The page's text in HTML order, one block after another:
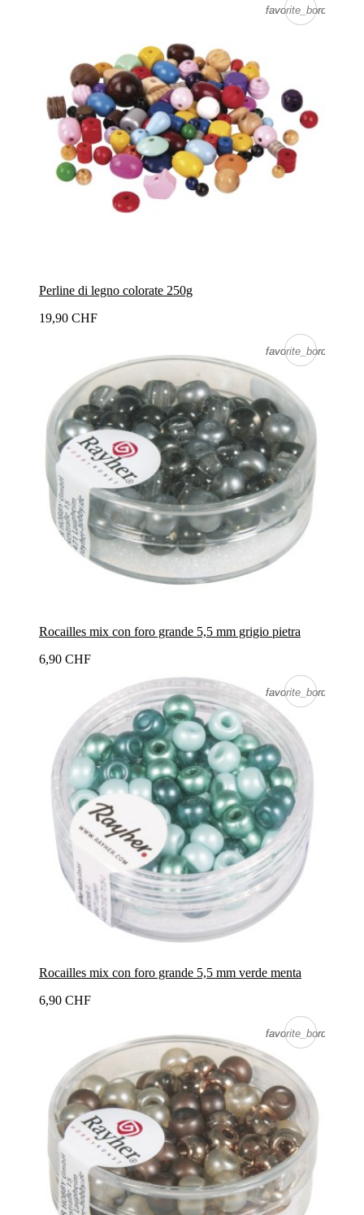
favorite_border
favorite_border
Perline di legno colorate 250g
19,90 CHF
favorite_border
favorite_border
Rocailles mix con foro grande 5,5 mm grigio pietra
6,90 CHF
favorite_border
favorite_border
Rocailles mix con foro grande 5,5 mm verde menta
6,90 CHF
favorite_border
favorite_border